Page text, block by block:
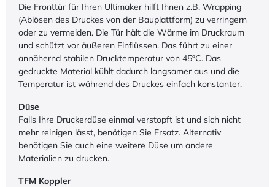
Die Fronttür für Ihren Ultimaker hilft Ihnen z.B. Wrapping
(Ablösen des Druckes von der Bauplattform) zu verringern
oder zu vermeiden. Die Tür hält die Wärme im Druckraum
und schützt vor äußeren Einflüssen. Das führt zu einer
annähernd stabilen Drucktemperatur von 45ºC. Das
gedruckte Material kühlt dadurch langsamer aus und die
Temperatur ist während des Druckes einfach konstanter.
Düse
Falls Ihre Druckerdüse einmal verstopft ist und sich nicht
mehr reinigen lässt, benötigen Sie Ersatz. Alternativ
benötigen Sie auch eine weitere Düse um andere
Materialien zu drucken.
TFM Koppler